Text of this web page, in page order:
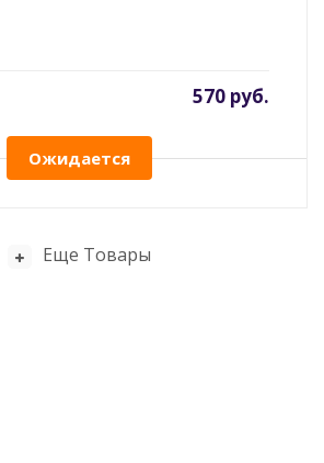
570 руб.
Ожидается
Еще Товары